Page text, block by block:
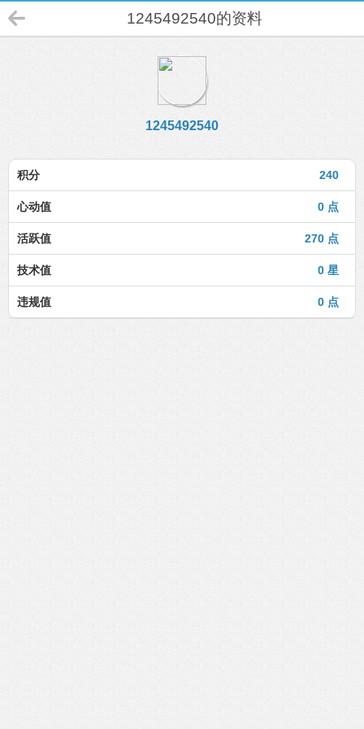
1245492540的资料
1245492540
240
积分
0 点
心动值
270 点
活跃值
0 星
技术值
0 点
违规值